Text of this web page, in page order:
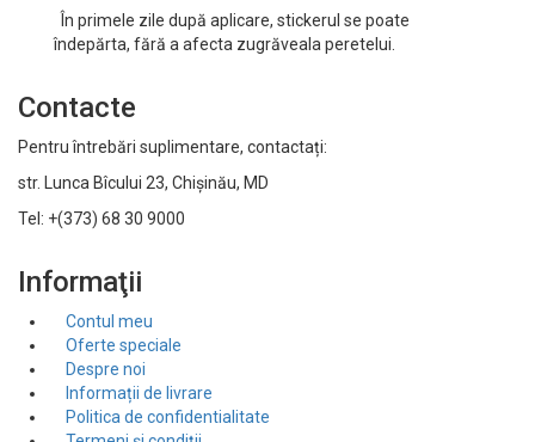
În primele zile după aplicare, stickerul se poate
îndepărta, fără a afecta zugrăveala peretelui.
Contacte
Pentru întrebări suplimentare, contactați:
str. Lunca Bîcului 23, Chișinău, MD
Tel: +(373) 68 30 9000
Informaţii
Contul meu
Oferte speciale
Despre noi
Informații de livrare
Politica de confidentialitate